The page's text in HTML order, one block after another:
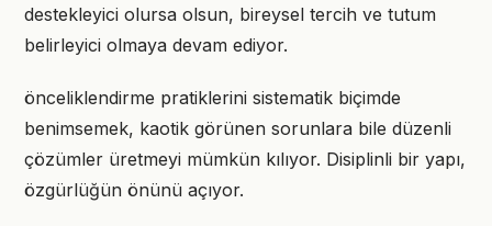
destekleyici olursa olsun, bireysel tercih ve tutum
belirleyici olmaya devam ediyor.
önceliklendirme pratiklerini sistematik biçimde
benimsemek, kaotik görünen sorunlara bile düzenli
çözümler üretmeyi mümkün kılıyor. Disiplinli bir yapı,
özgürlüğün önünü açıyor.